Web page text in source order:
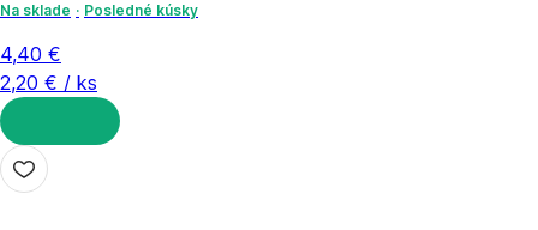
Na sklade
Posledné kúsky
4,40 €
2,20 € / ks
DO KOŠÍKA